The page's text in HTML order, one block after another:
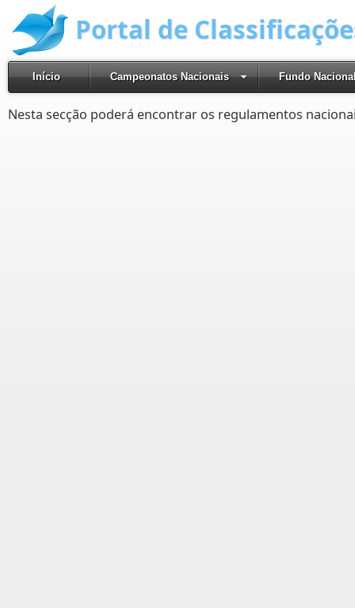
Portal de
Início Campeonatos Nacionais Fundo
Nesta secção poderá encontrar os regulamentos